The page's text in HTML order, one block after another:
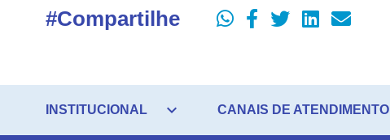
#Compartilhe
INSTITUCIONAL expand_more CANAIS DE ATENDIMENTO